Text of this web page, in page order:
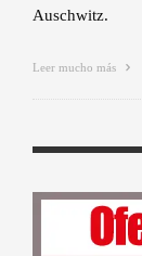
Auschwitz.
Leer mucho más